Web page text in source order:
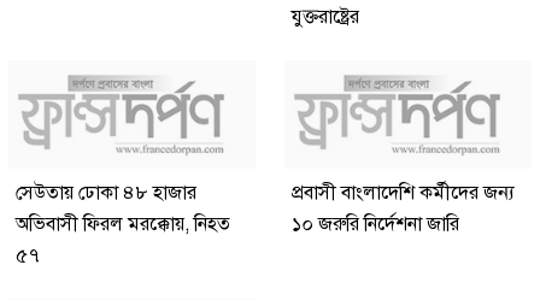
যুক্তরাষ্ট্রের
সেউতায় ঢোকা ৪৮ হাজার
অভিবাসী ফিরল মরক্কোয়, নিহত
৫৭
প্রবাসী বাংলাদেশি কর্মীদের জন্য
১০ জরুরি নির্দেশনা জারি